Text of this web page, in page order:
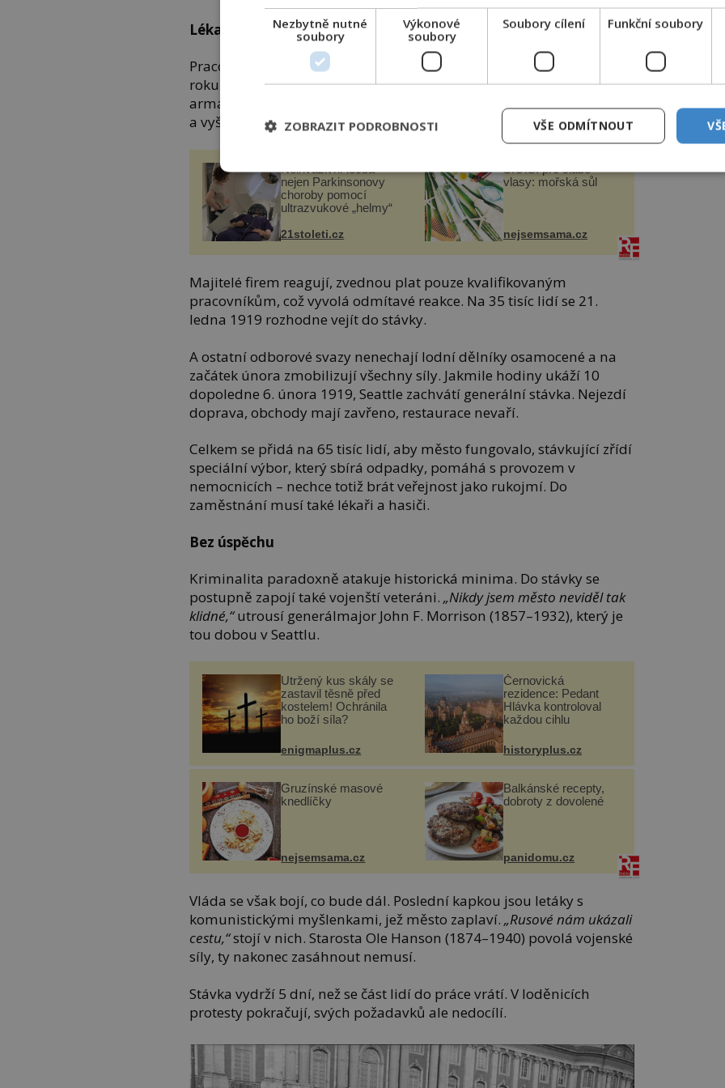
Lékařská smůla
Pracovníci z loděnic vyjadřují solidaritu s komunistickou revolucí z
roku 1917. Když například mají nakládat zbraně pro carskou
armádu, odmítnou to a plavidlo potopí. Navíc chtějí také svá práva
a vyšší výplatu.
Neinvazivní léčba
nejen Parkinsonovy
choroby pomocí
ultrazvukové „helmy“
21stoleti.cz
S.O.S. pro slabé
vlasy: mořská sůl
nejsemsama.cz
Majitelé firem reagují, zvednou plat pouze kvalifikovaným
pracovníkům, což vyvolá odmítavé reakce. Na 35 tisíc lidí se 21.
ledna 1919 rozhodne vejít do stávky.
A ostatní odborové svazy nenechají lodní dělníky osamocené a na
začátek února zmobilizují všechny síly. Jakmile hodiny ukáží 10
dopoledne 6. února 1919, Seattle zachvátí generální stávka. Nejezdí
doprava, obchody mají zavřeno, restaurace nevaří.
Celkem se přidá na 65 tisíc lidí, aby město fungovalo, stávkující zřídí
speciální výbor, který sbírá odpadky, pomáhá s provozem v
nemocnicích – nechce totiž brát veřejnost jako rukojmí. Do
zaměstnání musí také lékaři a hasiči.
Bez úspěchu
Kriminalita paradoxně atakuje historická minima. Do stávky se
postupně zapojí také vojenští veteráni.„Nikdyjsemměsto neviděl tak
klidné,“utrousí generálmajor John F. Morrison (1857–1932), který je
tou dobou v Seattlu.
Utržený kus skály se
zastavil těsně před
kostelem! Ochránila
ho boží síla?
enigmaplus.cz
Černovická
rezidence: Pedant
Hlávka kontroloval
každou cihlu
historyplus.cz
Gruzínské masové
knedlíčky
nejsemsama.cz
Balkánské recepty,
dobroty z dovolené
panidomu.cz
Vláda se však bojí, co bude dál. Poslední kapkou jsou letáky s
komunistickými myšlenkami, jež město zaplaví.„Rusové nám ukázali
cestu,“stojí v nich. Starosta Ole Hanson (1874–1940) povolá vojenské
síly, ty nakonec zasáhnout nemusí.
Stávka vydrží 5 dní, než se část lidí do práce vrátí. V loděnicích
protesty pokračují, svých požadavků ale nedocílí.
Nezbytně nutné
soubory
Výkonové
soubory
Soubory cílení Funkční soubory
VŠE ODMÍTNOUT
ZOBRAZIT PODROBNOSTI